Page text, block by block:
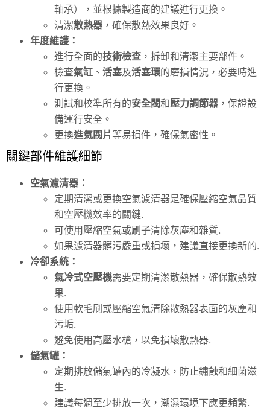
軸承），並根據製造商的建議進行更換。
清潔散熱器 ，確保散熱效果良好。
年度維護：
進行全面的技術檢查 ，拆卸和清潔主要部件。
檢查氣缸 、 活塞及活塞環的磨損情況，必要時進
行更換。
測試和校準所有的安全閥和壓力調節器 ，保證設
備運行安全。
更換進氣閥片 等易損件，確保氣密性。
關鍵部件維護細節
空氣濾清器：
定期清潔或更換空氣濾清器是確保壓縮空氣品質
和空壓機效率的關鍵.
可使用壓縮空氣或刷子清除灰塵和雜質.
如果濾清器髒污嚴重或損壞，建議直接更換新的.
冷卻系統：
氣冷式空壓機需要定期清潔散熱器，確保散熱效
果.
使用軟毛刷或壓縮空氣清除散熱器表面的灰塵和
污垢.
避免使用高壓水槍，以免損壞散熱器.
儲氣罐：
定期排放儲氣罐內的冷凝水，防止鏽蝕和細菌滋
生.
建議每週至少排放一次，潮濕環境下應更頻繁.